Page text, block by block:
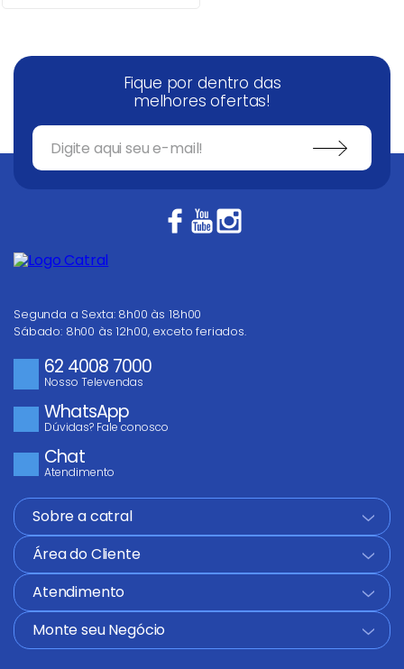
Fique por dentro das
melhores ofertas!
Segunda a Sexta: 8h00 às 18h00
Sábado: 8h00 às 12h00, exceto feriados.
62 4008 7000
Nosso Televendas
WhatsApp
Dúvidas? Fale conosco
Chat
Atendimento
Sobre a catral
+
Área do Cliente
+
Atendimento
+
Monte seu Negócio
+